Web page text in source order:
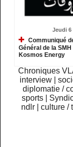
Jeudi 6
Communiqué
Général de la
Kosmos Energy
Chroniques
interview
|
diplomatie /
sports
ndlr
|culture /